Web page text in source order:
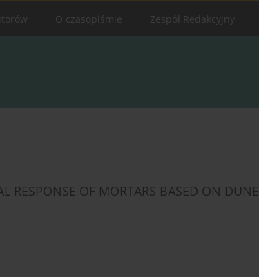
O czasopiśmie Zespół Redakcyjny
RESPONSE OF MORTARS BASED ON DUNE